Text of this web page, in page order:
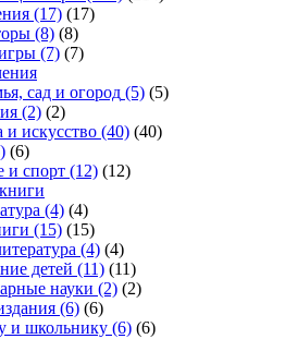
(17) (17)
(8) (8)
(7) (7)
сад и огород (5) (5)
(2) (2)
и искусство (40) (40)
(6)
и спорт (12) (12)
(4) (4)
(15) (15)
(4) (4)
детей (11) (11)
науки (2) (2)
(6) (6)
и школьнику (6) (6)